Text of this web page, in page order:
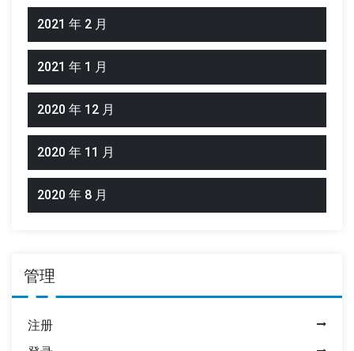
2021 年 2 月
2021 年 1 月
2020 年 12 月
2020 年 11 月
2020 年 8 月
管理
注册